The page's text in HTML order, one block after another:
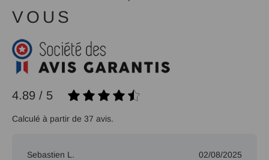
VOUS
4.89 / 5
Calculé à partir de 37 avis.
Daniel C.